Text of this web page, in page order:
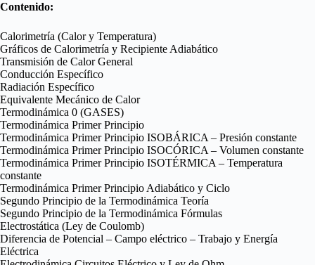
Contenido:
Calorimetría (Calor y Temperatura)
Gráficos de Calorimetría y Recipiente Adiabático
Transmisión de Calor General
Conducción Específico
Radiación Específico
Equivalente Mecánico de Calor
Termodinámica 0 (GASES)
Termodinámica Primer Principio
Termodinámica Primer Principio ISOBÁRICA – Presión constante
Termodinámica Primer Principio ISOCÓRICA – Volumen constante
Termodinámica Primer Principio ISOTÉRMICA – Temperatura
constante
Termodinámica Primer Principio Adiabático y Ciclo
Segundo Principio de la Termodinámica Teoría
Segundo Principio de la Termodinámica Fórmulas
Electrostática (Ley de Coulomb)
Diferencia de Potencial – Campo eléctrico – Trabajo y Energía
Eléctrica